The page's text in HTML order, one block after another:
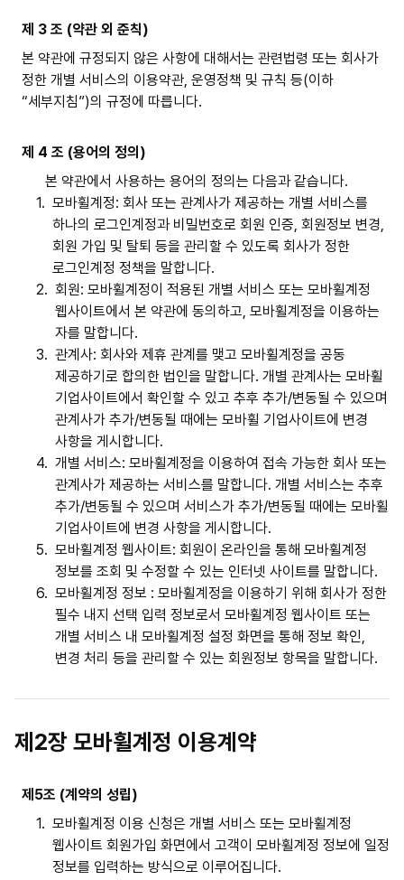
제 3 조 (약관 외 준칙)
본 약관에 규정되지 않은 사항에 대해서는 관련법령 또는 회사가
정한 개별 서비스의 이용약관, 운영정책 및 규칙 등(이하
“세부지침”)의 규정에 따릅니다.
제 4 조 (용어의 정의)
본 약관에서 사용하는 용어의 정의는 다음과 같습니다.
1. 모바휠계정: 회사 또는 관계사가 제공하는 개별 서비스를
하나의 로그인계정과 비밀번호로 회원 인증, 회원정보 변경,
회원 가입 및 탈퇴 등을 관리할 수 있도록 회사가 정한
로그인계정 정책을 말합니다.
2. 회원: 모바휠계정이 적용된 개별 서비스 또는 모바휠계정
웹사이트에서 본 약관에 동의하고, 모바휠계정을 이용하는
자를 말합니다.
3. 관계사: 회사와 제휴 관계를 맺고 모바휠계정을 공동
제공하기로 합의한 법인을 말합니다. 개별 관계사는 모바휠
기업사이트에서 확인할 수 있고 추후 추가/변동될 수 있으며
관계사가 추가/변동될 때에는 모바휠 기업사이트에 변경
사항을 게시합니다.
4. 개별 서비스: 모바휠계정을 이용하여 접속 가능한 회사 또는
관계사가 제공하는 서비스를 말합니다. 개별 서비스는 추후
추가/변동될 수 있으며 서비스가 추가/변동될 때에는 모바휠
기업사이트에 변경 사항을 게시합니다.
5. 모바휠계정 웹사이트: 회원이 온라인을 통해 모바휠계정
정보를 조회 및 수정할 수 있는 인터넷 사이트를 말합니다.
6. 모바휠계정 정보 : 모바휠계정을 이용하기 위해 회사가 정한
필수 내지 선택 입력 정보로서 모바휠계정 웹사이트 또는
개별 서비스 내 모바휠계정 설정 화면을 통해 정보 확인,
변경 처리 등을 관리할 수 있는 회원정보 항목을 말합니다.
제2장 모바휠계정 이용계약
제5조 (계약의 성립)
1. 모바휠계정 이용 신청은 개별 서비스 또는 모바휠계정
웹사이트 회원가입 화면에서 고객이 모바휠계정 정보에 일정
정보를 입력하는 방식으로 이루어집니다.